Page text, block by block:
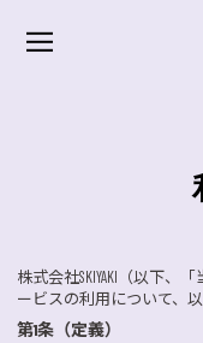
株式会社SKIYAKI（以下、
ービスの利用について、
第1条（定義）